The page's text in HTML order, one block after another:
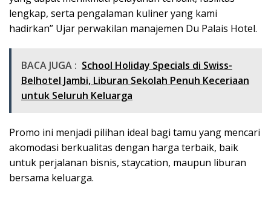
lengkap, serta pengalaman kuliner yang kami
hadirkan” Ujar perwakilan manajemen Du Palais Hotel.
BACA JUGA : School Holiday Specials di Swiss-
Belhotel Jambi, Liburan Sekolah Penuh Keceriaan
untuk Seluruh Keluarga
Promo ini menjadi pilihan ideal bagi tamu yang mencari
akomodasi berkualitas dengan harga terbaik, baik
untuk perjalanan bisnis, staycation, maupun liburan
bersama keluarga.